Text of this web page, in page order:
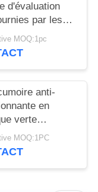
d'évaluation
par les
compétentes.
MOQ:1pc
anti-
en
verte
pour le
de cartes de la
MOQ:1PC